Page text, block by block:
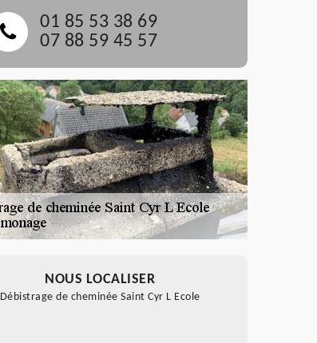
01 85 53 38 69
07 88 59 45 57
NOUS LOCALISER
Débistrage de cheminée Saint Cyr L Ecole